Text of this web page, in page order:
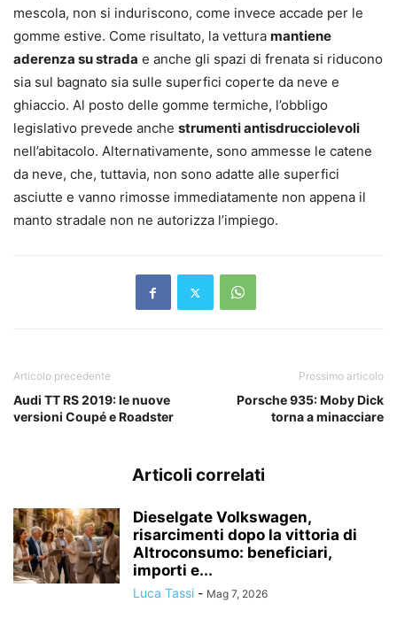
mescola, non si induriscono, come invece accade per le
gomme estive. Come risultato, la vettura mantiene
aderenza su strada e anche gli spazi di frenata si riducono
sia sul bagnato sia sulle superfici coperte da neve e
ghiaccio. Al posto delle gomme termiche, l’obbligo
legislativo prevede anche strumenti antisdrucciolevoli
nell’abitacolo. Alternativamente, sono ammesse le catene
da neve, che, tuttavia, non sono adatte alle superfici
asciutte e vanno rimosse immediatamente non appena il
manto stradale non ne autorizza l’impiego.
Articolo precedente
Audi TT RS 2019: le nuove
versioni Coupé e Roadster
Prossimo articolo
Porsche 935: Moby Dick
torna a minacciare
Articoli correlati
Dieselgate Volkswagen,
risarcimenti dopo la vittoria di
Altroconsumo: beneficiari,
importi e...
Luca Tassi - Mag 7, 2026